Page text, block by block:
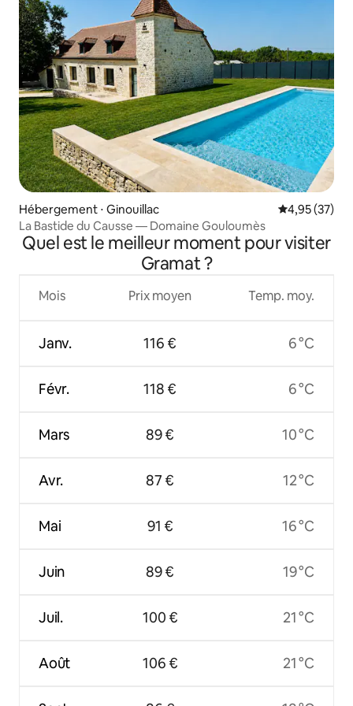
Hébergement ⋅ Ginouillac Évaluation
4,95 (37)
La Bastide du Causse — Domaine Gouloumès
Quel est le meilleur moment pour visiter
Gramat ?
Mois
Janv.
Févr.
Mars
Avr.
Mai
Juin
Juil.
Août
Prix moyen
116 €
118 €
89 €
87 €
91 €
89 €
100 €
106 €
Temp. moy.
6 °C
6 °C
10 °C
12 °C
16 °C
19 °C
21 °C
21 °C